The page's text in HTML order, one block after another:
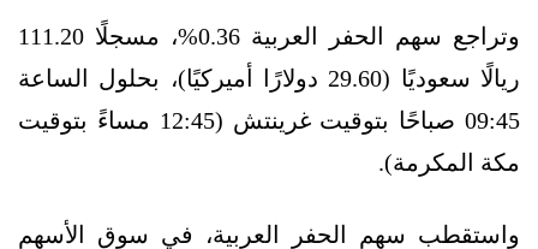
وتراجع سهم الحفر العربية 0.36%، مسجلًا 111.20
ريالًا سعوديًا (29.60 دولارًا أميركيًا)، بحلول الساعة
09:45 صباحًا بتوقيت غرينتش (12:45 مساءً بتوقيت
مكة المكرمة).
واستقطب سهم الحفر العربية، في سوق الأسهم